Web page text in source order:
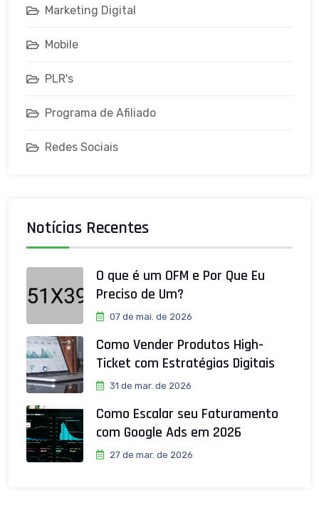
Marketing Digital
Mobile
PLR's
Programa de Afiliado
Redes Sociais
Notícias Recentes
O que é um OFM e Por Que Eu
Preciso de Um?
07 de mai. de 2026
Como Vender Produtos High-
Ticket com Estratégias Digitais
31 de mar. de 2026
Como Escalar seu Faturamento
com Google Ads em 2026
27 de mar. de 2026